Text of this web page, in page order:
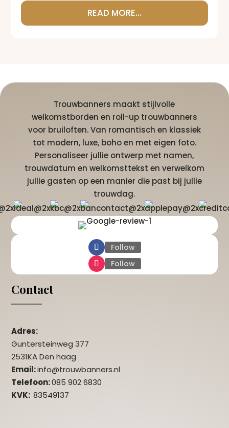
READ MORE...
Trouwbanners maakt stijlvolle
welkomstborden en roll-up trouwbanners
voor bruiloften. Van romantisch en klassiek
tot modern, luxe, boho en met eigen foto.
Personaliseer jullie ontwerp met namen,
trouwdatum en welkomsttekst en verwelkom
jullie gasten op een manier die past bij jullie
trouwdag.
Follow
Follow
Contact
Adres:
Guntersteinweg 377
2531KA Den haag
Email:info@trouwbanners.nl
Telefoon:085 902 6830
KVK:83549137